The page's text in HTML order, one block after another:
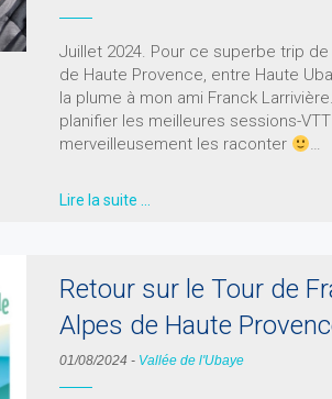
Juillet 2024. Pour ce superbe trip
de Haute Provence, entre Haute
la plume à mon ami Franck
planifier les meilleures sessions-
merveilleusement les raconter
…
Lire la suite …
Retour sur le Tour de
Alpes de Haute
01/08/2024 - Vallée de l'Ubaye